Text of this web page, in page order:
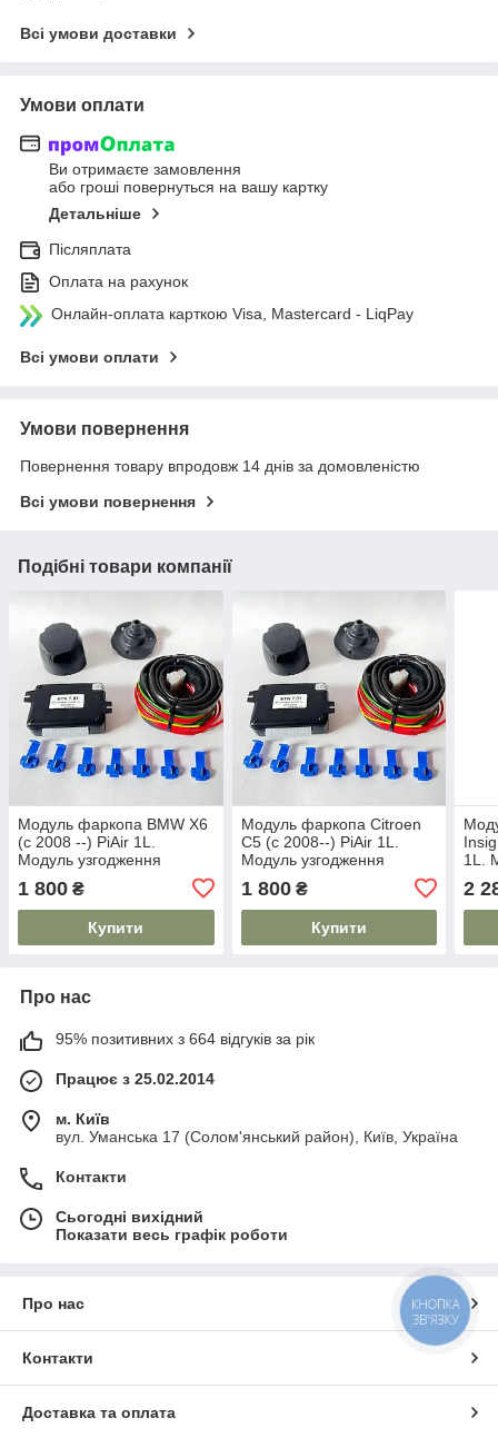
Всі умови доставки
Умови оплати
Ви отримаєте замовлення
або гроші повернуться на вашу картку
Детальніше
Післяплата
Оплата на рахунок
Онлайн-оплата карткою Visa, Mastercard - LiqPay
Всі умови оплати
Умови повернення
Повернення товару впродовж 14 днів за домовленістю
Всі умови повернення
Подібні товари компанії
Модуль фаркопа BMW X6
(c 2008 --) PiAir 1L.
Модуль узгодження
1 800 ₴
Купити
Модуль фаркопа Citroen
C5 (c 2008--) PiAir 1L.
Модуль узгодження
1 800₴
Купити
1L.
2
Про нас
95% позитивних з 664 відгуків за рік
Працює з 25.02.2014
м. Київ
вул. Уманська 17 (Солом'янський район), Київ, Україна
Контакти
Сьогодні вихідний
Показати весь графік роботи
Про нас
Контакти
Доставка та оплата
КНОПКА
ЗВ'ЯЗКУ